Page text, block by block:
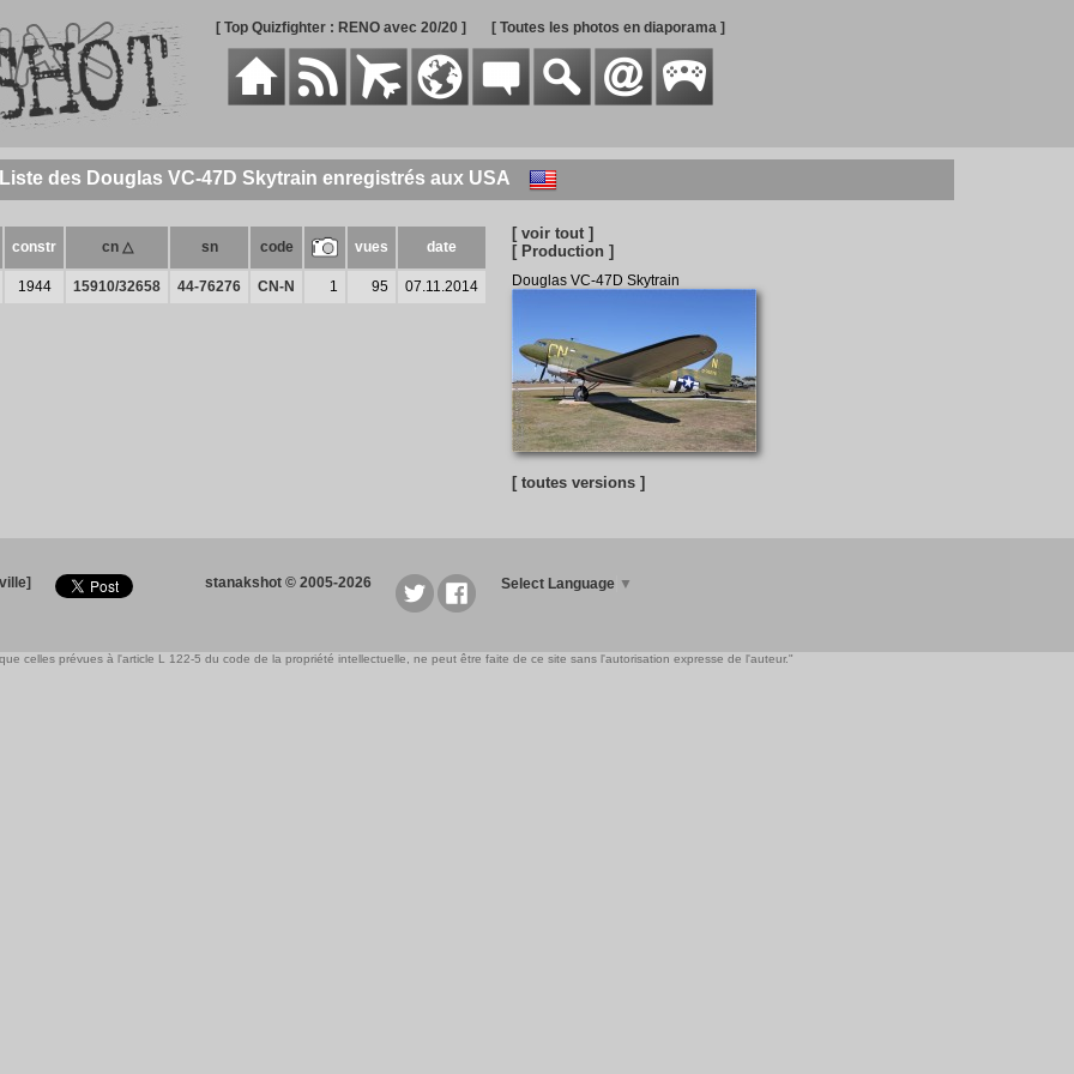
[ Top Quizfighter : RENO avec 20/20 ] [ Toutes les photos en diaporama ]
Liste des Douglas VC-47D Skytrain enregistrés aux USA
constr cn △ sn code vues date
1944 15910/32658 44-76276 CN-N 1 95 07.11.2014
[ voir tout ]
[ Production ]
Douglas VC-47D Skytrain
[ toutes versions ]
stanakshot © 2005-2026 Select Language ▼
celles prévues à l'article L 122-5 du code de la propriété intellectuelle, ne peut être faite de ce site sans l'autorisation expresse de l'auteur."